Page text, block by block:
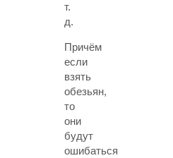
т.
д.
Причём
если
взять
обезьян,
то
они
будут
ошибаться